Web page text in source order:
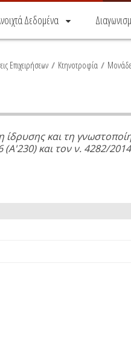
Δεδομένα
Επιχειρήσεων / Κτηνοτροφία /
ίδρυσης και τη
και τον ν. 4282/